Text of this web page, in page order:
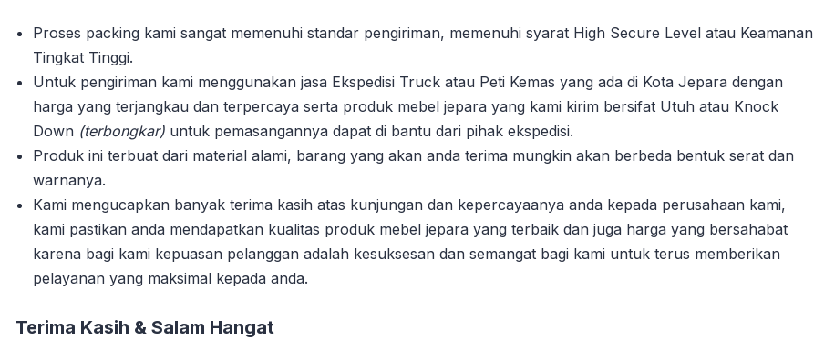
Proses packing kami sangat memenuhi standar pengiriman, memenuhi syarat High Secure Level atau Keamanan
Tingkat Tinggi.
Untuk pengiriman kami menggunakan jasa Ekspedisi Truck atau Peti Kemas yang ada di Kota Jepara dengan
harga yang terjangkau dan terpercaya serta produk mebel jepara yang kami kirim bersifat Utuh atau Knock
Down (terbongkar) untuk pemasangannya dapat di bantu dari pihak ekspedisi.
Produk ini terbuat dari material alami, barang yang akan anda terima mungkin akan berbeda bentuk serat dan
warnanya.
Kami mengucapkan banyak terima kasih atas kunjungan dan kepercayaanya anda kepada perusahaan kami,
kami pastikan anda mendapatkan kualitas produk mebel jepara yang terbaik dan juga harga yang bersahabat
karena bagi kami kepuasan pelanggan adalah kesuksesan dan semangat bagi kami untuk terus memberikan
pelayanan yang maksimal kepada anda.
Terima Kasih & Salam Hangat